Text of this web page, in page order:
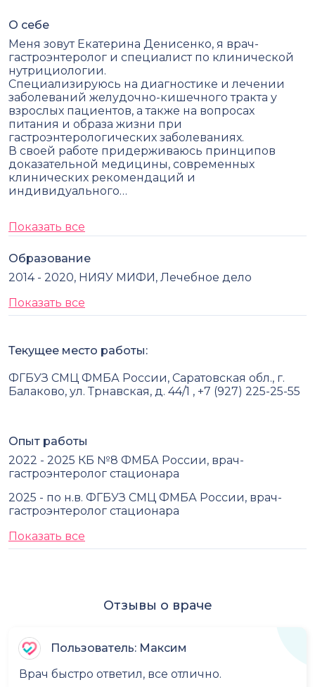
О себе
Меня зовут Екатерина Денисенко, я врач-
гастроэнтеролог и специалист по клинической
нутрициологии.
Специализируюсь на диагностике и лечении
заболеваний желудочно-кишечного тракта у
взрослых пациентов, а также на вопросах
питания и образа жизни при
гастроэнтерологических заболеваниях.
В своей работе придерживаюсь принципов
доказательной медицины, современных
клинических рекомендаций и
индивидуального…
Показать все
Образование
2014 - 2020, НИЯУ МИФИ, Лечебное дело
Показать все
Текущее место работы:
ФГБУЗ СМЦ ФМБА России, Саратовская обл., г.
Балаково, ул. Трнавская, д. 44/1 , +7 (927) 225-25-55
Опыт работы
2022 - 2025 КБ №8 ФМБА России, врач-
гастроэнтеролог стационара
2025 - по н.в. ФГБУЗ СМЦ ФМБА России, врач-
гастроэнтеролог стационара
Показать все
Отзывы о враче
Пользователь: Максим
Врач быстро ответил, все отлично.